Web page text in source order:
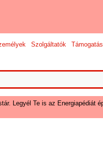
Szolgáltatók
Legyél Te is az Energiapédiát